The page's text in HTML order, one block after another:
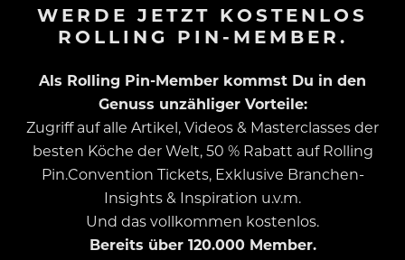
WERDE JETZT KOSTENLOS
ROLLING PIN-MEMBER.
Als Rolling Pin-Member kommst Du in den
Genuss unzähliger Vorteile:
Zugriff auf alle Artikel, Videos & Masterclasses der
besten Köche der Welt, 50 % Rabatt auf Rolling
Pin.Convention Tickets, Exklusive Branchen-
Insights & Inspiration u.v.m.
Und das vollkommen kostenlos.
Bereits über 120.000 Member.